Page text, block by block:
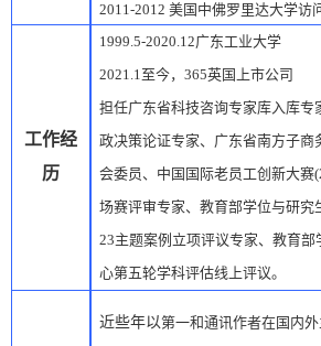
2011-2012 美国中佛罗里达大学访
工作经
历
1999.5-2020.12广东工业大学
2021.1至今，365英国上市公司
担任广东省科技咨询专家库入库专
政决策论证专家、 广东省南方子商
会委员、 中国国际老员工创新大赛
场赛评审专家、教育部学位与研究
23主题案例立项评议专家、 教育部
心第五轮学科评估线上评议。
近些年以第一和通讯作者在国内